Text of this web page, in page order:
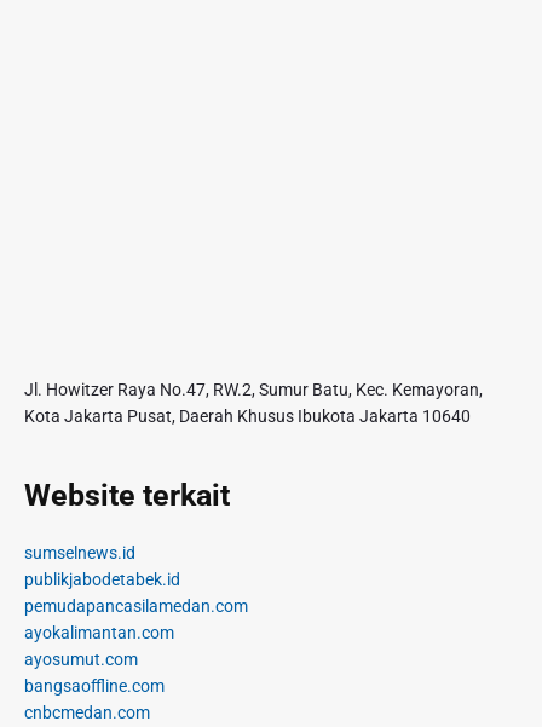
Jl. Howitzer Raya No.47, RW.2, Sumur Batu, Kec. Kemayoran,
Kota Jakarta Pusat, Daerah Khusus Ibukota Jakarta 10640
Website terkait
sumselnews.id
publikjabodetabek.id
pemudapancasilamedan.com
ayokalimantan.com
ayosumut.com
bangsaoffline.com
cnbcmedan.com